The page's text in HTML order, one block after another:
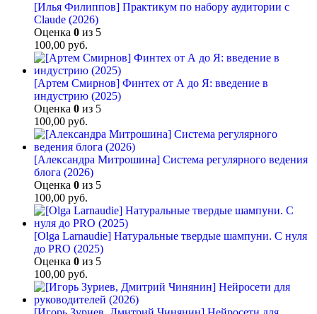
[Илья Филиппов] Практикум по набору аудитории с
Claude (2026)
Оценка 0 из 5
100,00 руб.
[Артем Смирнов] Финтех от А до Я: введение в
индустрию (2025)
Оценка 0 из 5
100,00 руб.
[Александра Митрошина] Система регулярного ведения
блога (2026)
Оценка 0 из 5
100,00 руб.
[Olga Larnaudie] Натуральные твердые шампуни. С нуля
до PRO (2025)
Оценка 0 из 5
100,00 руб.